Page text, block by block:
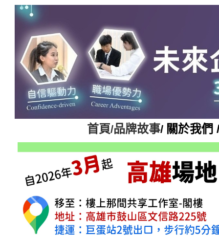
首頁/品牌故事/ 關於我們